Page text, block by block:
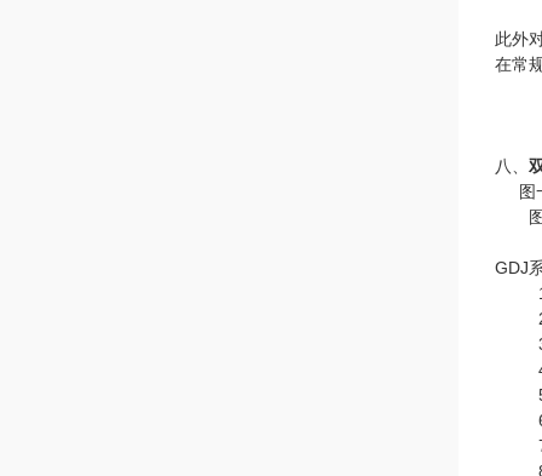
此外
在常
八、
图
图
GDJ